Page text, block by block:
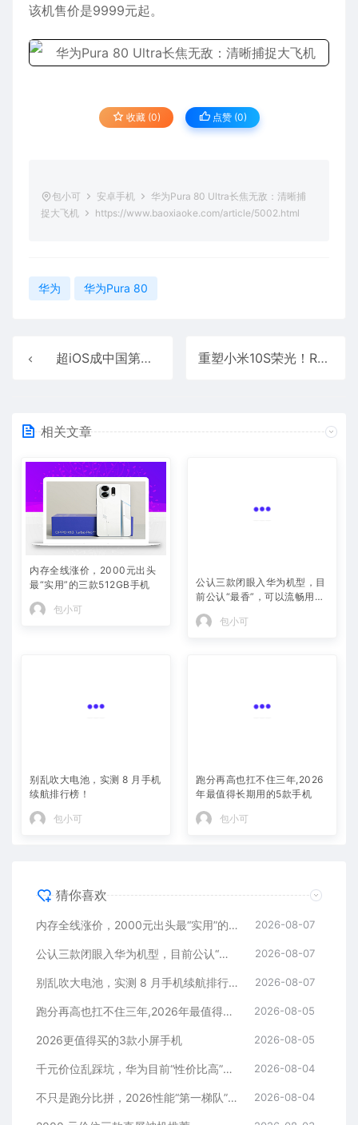
该机售价是9999元起。
收藏 (0) 点赞 (0)
包小可 安卓手机
华为Pura 80 Ultra长焦无敌：清晰捕
捉大飞机
https://www.baoxiaoke.com/article/5002.html
华为 华为Pura 80
超iOS成中国第二！截至2024年底华为出货约1.03亿台搭鸿蒙系统的手机 你贡献几部 重塑小米10S荣光！REDMI K80至尊版音质大升级
相关文章
内存全线涨价，2000元出头
最“实用”的三款512GB手机
包小可
前公认“最香”，可以流畅用四
年
续航排行榜！
包小可